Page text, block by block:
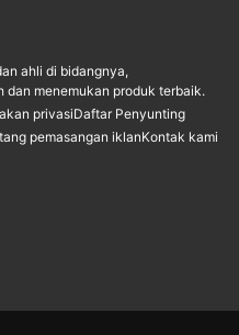
ahli di bidangnya,
dan menemukan produk terbaik.
privasiDaftar Penyunting
pemasangan iklanKontak kami